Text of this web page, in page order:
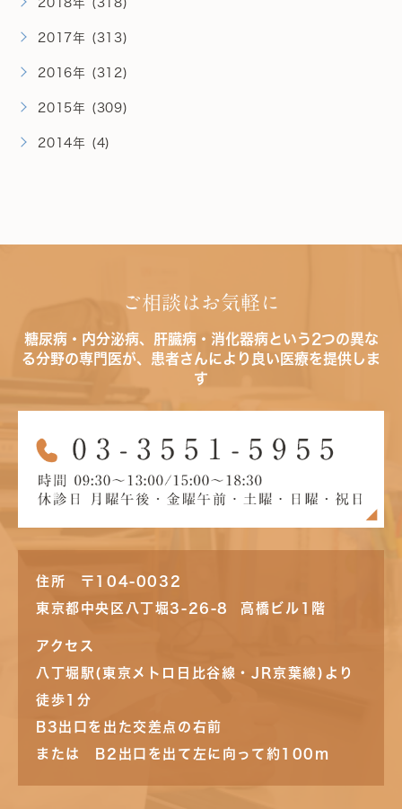
2018年 (318)
2017年 (313)
2016年 (312)
2015年 (309)
2014年 (4)
ご相談はお気軽に
糖尿病・内分泌病、肝臓病・消化器病という2つの異な
る分野の専門医が、患者さんにより良い医療を提供しま
す
住所 〒104-0032
東京都中央区八丁堀3-26-8 高橋ビル1階
アクセス
八丁堀駅(東京メトロ日比谷線・JR京葉線)より
徒歩1分
B3出口を出た交差点の右前
または B2出口を出て左に向って約100m